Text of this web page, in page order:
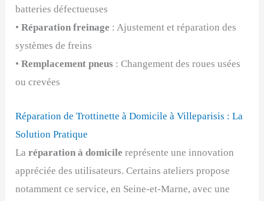
batteries défectueuses
•Réparation freinage : Ajustement et réparation des
systèmes de freins
•Remplacement pneus : Changement des roues usées
ou crevées
Réparation de Trottinette à Domicile à Villeparisis : La
Solution Pratique
Laréparation à domicilereprésente une innovation
appréciée des utilisateurs. Certains ateliers propose
notamment ce service, en Seine-et-Marne, avec une